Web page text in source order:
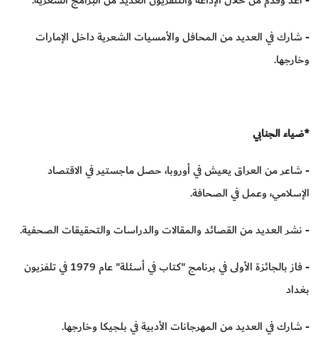
- شارك في العديد من المحافل والأمسيات الشعرية داخل الإمارات
وخارجها.
*ضياء الجنابي
- شاعر من العراق يعيش في أوروبا، حصل ماجستير في الاقتصاد
الإسلامي، وعمل في الصحافة.
- نشر العديد من القصائد والمقالات والدراسات والتحقيقات الصحفية.
- فاز بالجائزة الأولى في برنامج "كتاب في أسئلة" عام 1979 في تلفزيون
بغداد
- شارك في العديد من المهرجانات الأدبية في بلجيكا وخارجها.